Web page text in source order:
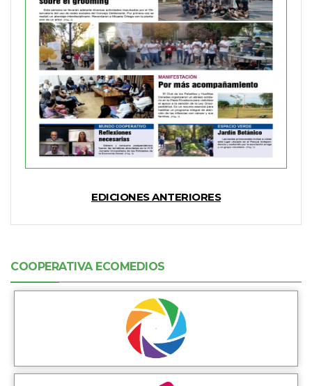
EDICIONES ANTERIORES
COOPERATIVA ECOMEDIOS